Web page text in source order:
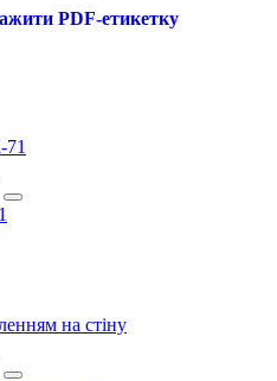
PDF‑етикетку